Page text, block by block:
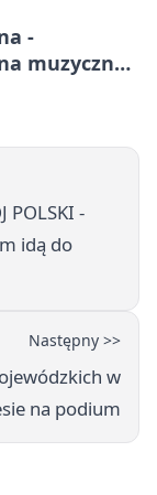
-
muzyczną
POLSKI -
idą do
Następny >>
w
na podium